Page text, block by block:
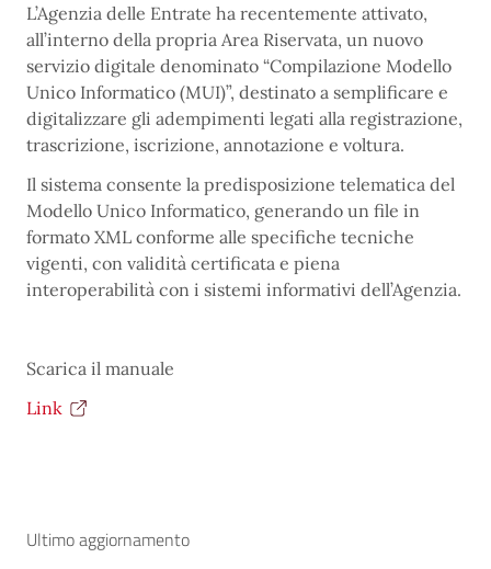
L’Agenzia delle Entrate ha recentemente attivato,
all’interno della propria Area Riservata, un nuovo
servizio digitale denominato “Compilazione Modello
Unico Informatico (MUI)”, destinato a semplificare e
digitalizzare gli adempimenti legati alla registrazione,
trascrizione, iscrizione, annotazione e voltura.
Il sistema consente la predisposizione telematica del
Modello Unico Informatico, generando un file in
formato XML conforme alle specifiche tecniche
vigenti, con validità certificata e piena
interoperabilità con i sistemi informativi dell’Agenzia.
Scarica il manuale
Link
Ultimo aggiornamento